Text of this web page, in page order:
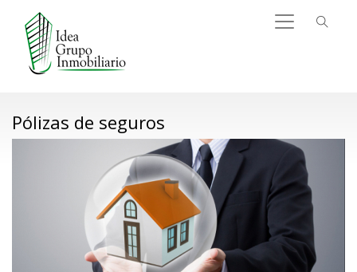
Pólizas de seguros